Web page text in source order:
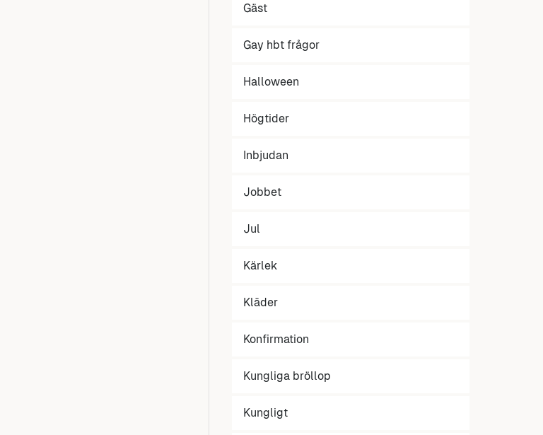
Gäst
Gay hbt frågor
Halloween
Högtider
Inbjudan
Jobbet
Jul
Kärlek
Kläder
Konfirmation
Kungliga bröllop
Kungligt